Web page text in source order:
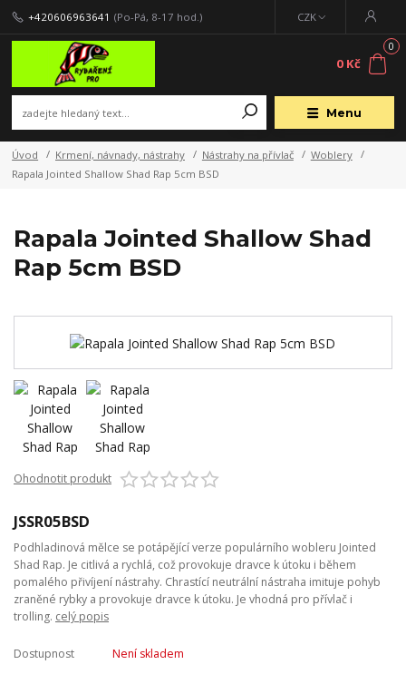
Menu
CZK
+420606963641 (Po-Pá, 8-17 hod.)
0
0 Kč
Úvod Krmení, návnady, nástrahy Nástrahy na přívlač
Woblery
Rapala Jointed Shallow Shad Rap 5cm BSD
Rapala Jointed Shallow Shad
Rap 5cm BSD
Ohodnotit produkt
JSSR05BSD
Podhladinová mělce se potápějící verze populárního wobleru Jointed
Shad Rap. Je citlivá a rychlá, což provokuje dravce k útoku i během
pomalého přivíjení nástrahy. Chrastící neutrální nástraha imituje pohyb
zraněné rybky a provokuje dravce k útoku. Je vhodná pro přívlač i
trolling. celý popis
Dostupnost
Není skladem